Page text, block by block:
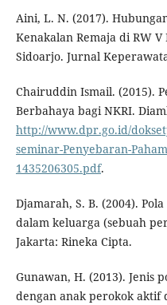
Aini, L. N. (2017).
Kenakalan Remaja di RW
Sidoarjo. Jurnal
Chairuddin Ismail. (2015).
Berbahaya bagi NKRI.
http://www.dpr.go.id/
seminar-Penyebaran-
1435206305.pdf.
Djamarah, S. B. (2004).
dalam keluarga (sebuah
Jakarta: Rineka Cipta.
Gunawan, H. (2013). Jenis
dengan anak perokok aktif